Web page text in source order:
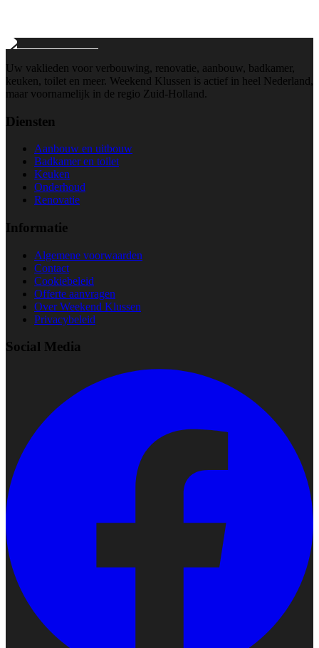
Uw vaklieden voor verbouwing, renovatie, aanbouw, badkamer,
keuken, toilet en meer. Weekend Klussen is actief in heel Nederland,
maar voornamelijk in de regio Zuid-Holland.
Diensten
Aanbouw en uitbouw
Badkamer en toilet
Keuken
Onderhoud
Renovatie
Informatie
Algemene voorwaarden
Contact
Cookiebeleid
Offerte aanvragen
Over Weekend Klussen
Privacybeleid
Social Media